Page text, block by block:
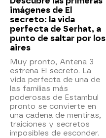
imágenes de El
secreto: la vida
perfecta de Serhat, a
punto de saltar por los
aires
Muy pronto, Antena 3
estrena El secreto. La
vida perfecta de una de
las familias más
poderosas de Estambul
pronto se convierte en
una cadena de mentiras,
traiciones y secretos
imposibles de esconder.